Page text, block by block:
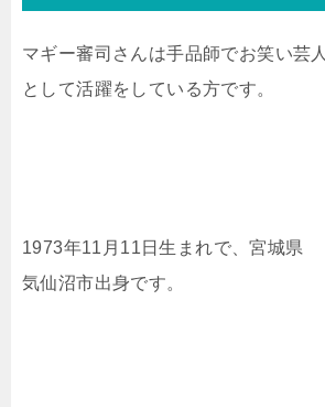
マギー審司さんは手品師でお笑い芸人
として活躍をしている方です。
1973年11月11日生まれで、宮城県
気仙沼市出身です。